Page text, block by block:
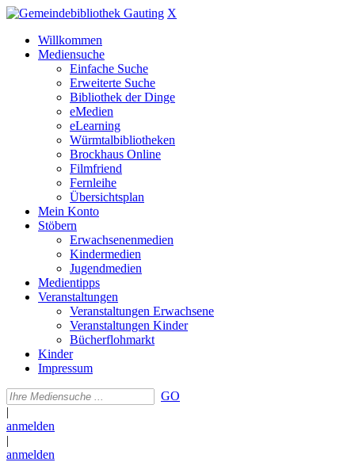
X
Willkommen
Mediensuche
Einfache Suche
Erweiterte Suche
Bibliothek der Dinge
eMedien
eLearning
Würmtalbibliotheken
Brockhaus Online
Filmfriend
Fernleihe
Übersichtsplan
Mein Konto
Stöbern
Erwachsenenmedien
Kindermedien
Jugendmedien
Medientipps
Veranstaltungen
Veranstaltungen Erwachsene
Veranstaltungen Kinder
Bücherflohmarkt
Kinder
Impressum
GO
|
anmelden
|
anmelden